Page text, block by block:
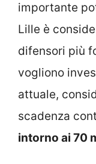
importante
Lille è
difensori più
vogliono
attuale,
scadenza
intorno ai 70